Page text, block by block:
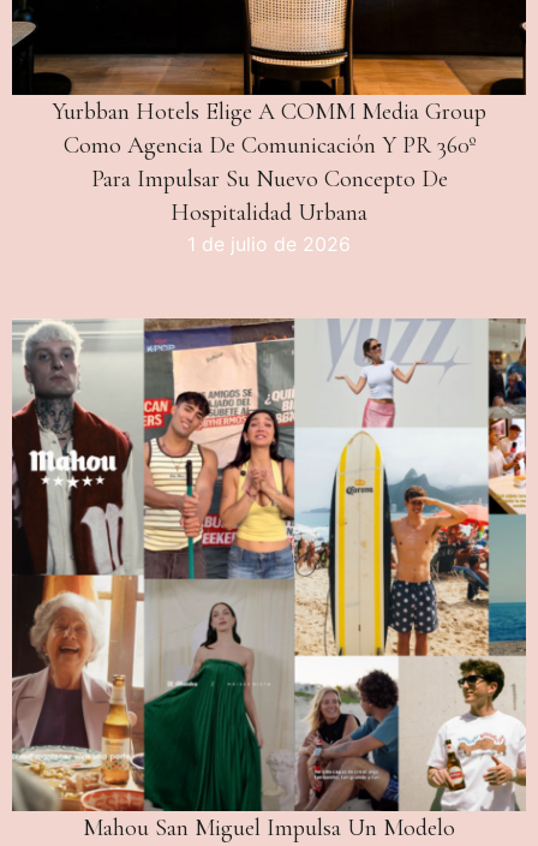
Yurbban Hotels Elige A COMM Media Group
Como Agencia De Comunicación Y PR 360º
Para Impulsar Su Nuevo Concepto De
Hospitalidad Urbana
1 de julio de 2026
Mahou San Miguel Impulsa Un Modelo